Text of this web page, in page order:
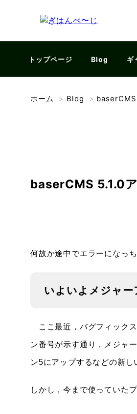
トップページ Blog ギ
ホーム > Blog > baserCMS
baserCMS 5.1.0
何故か途中でエラーになっ
いよいよメジャー
ここ最近，バグフィック
ン番号が示す通り，メジャ
ン5にアップするなどの新し
しかし，今まで使っていた